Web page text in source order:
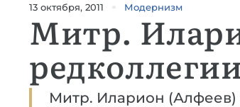
13 октября, 2011 Модернизм
Митр.
Митр. Иларион (Алфеев)